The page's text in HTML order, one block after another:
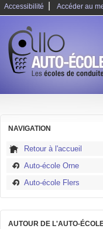
Accessibilité Accéder au
NAVIGATION
Retour à l'accueil
Auto-école Orne
Auto-école Flers
AUTOUR DE L'AUTO-